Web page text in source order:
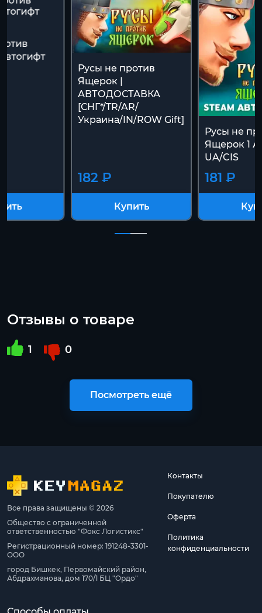
Русы не против
Ящерок |
АВТОДОСТАВКА
[СНГ*/TR/AR/
Украина/IN/ROW Gift]
182 ₽
Купить
Русы не
Ящерок 1
UA/CIS
181 ₽
Отзывы о товаре
1 0
Посмотреть ещё
Все права защищены © 2026
Общество с ограниченной
ответственностью "Фокс Логистикс"
Регистрационный номер: 191248-3301-
ООО
город Бишкек, Первомайский район,
Абдрахманова, дом 170/1 БЦ "Ордо"
Контакты
Покупателю
Оферта
Политика
конфиденциальности